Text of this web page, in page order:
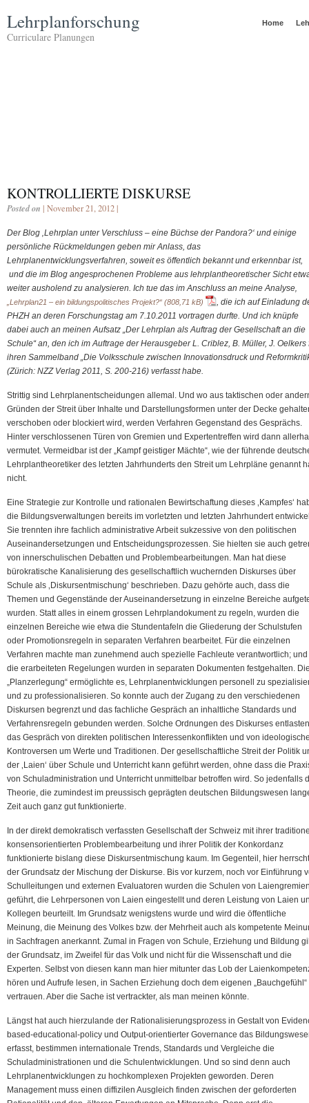
Home
Lehrplanforschung
Curriculare Planungen
KONTROLLIERTE DISKURSE
Posted on | November 21, 2012 |
Der Blog ‚Lehrplan unter Verschluss – eine Büchse der Pandora?‘ und einige
persönliche Rückmeldungen geben mir Anlass, das
Lehrplanentwicklungsverfahren, soweit es öffentlich bekannt und erkennbar ist,
und die im Blog angesprochenen Probleme aus lehrplantheoretischer Sicht
weiter ausholend zu analysieren. Ich tue das im Anschluss an meine Analyse‚
„Lehrplan21 – ein bildungspolitisches Projekt?“
, die ich auf Einladung
PHZH an deren Forschungstag am 7.10.2011 vortragen durfte. Und ich knüpfe
dabei auch an meinen Aufsatz „Der Lehrplan als Auftrag der Gesellschaft an die
Schule“ an, den ich im Auftrage der Herausgeber L. Criblez, B. Müller, J. Oelkers
ihren Sammelband „Die Volksschule zwischen Innovationsdruck und
(Zürich: NZZ Verlag 2011, S. 200-216) verfasst habe.
Strittig sind Lehrplanentscheidungen allemal. Und wo aus taktischen oder
Gründen der Streit über Inhalte und Darstellungsformen unter der Decke
verschoben oder blockiert wird, werden Verfahren Gegenstand des Gesprächs.
Hinter verschlossenen Türen von Gremien und Expertentreffen wird dann
vermutet. Vermeidbar ist der „Kampf geistiger Mächte“, wie der führende
Lehrplantheoretiker des letzten Jahrhunderts den Streit um Lehrpläne genannt
nicht.
Eine Strategie zur Kontrolle und rationalen Bewirtschaftung dieses ‚Kampfes‘
die Bildungsverwaltungen bereits im vorletzten und letzten Jahrhundert
Sie trennten ihre fachlich administrative Arbeit sukzessive von den politischen
Auseinandersetzungen und Entscheidungsprozessen. Sie hielten sie auch
von innerschulischen Debatten und Problembearbeitungen. Man hat diese
bürokratische Kanalisierung des gesellschaftlich wuchernden Diskurses über
Schule als ‚Diskursentmischung‘ beschrieben. Dazu gehörte auch, dass die
Themen und Gegenstände der Auseinandersetzung in einzelne Bereiche
wurden. Statt alles in einem grossen Lehrplandokument zu regeln, wurden die
einzelnen Bereiche wie etwa die Stundentafeln die Gliederung der Schulstufen
oder Promotionsregeln in separaten Verfahren bearbeitet. Für die einzelnen
Verfahren machte man zunehmend auch spezielle Fachleute verantwortlich; und
die erarbeiteten Regelungen wurden in separaten Dokumenten festgehalten.
„Planzerlegung“ ermöglichte es, Lehrplanentwicklungen personell zu
und zu professionalisieren. So konnte auch der Zugang zu den verschiedenen
Diskursen begrenzt und das fachliche Gespräch an inhaltliche Standards und
Verfahrensregeln gebunden werden. Solche Ordnungen des Diskurses entlasten
das Gespräch von direkten politischen Interessenkonflikten und von
Kontroversen um Werte und Traditionen. Der gesellschaftliche Streit der Politik
der ‚Laien‘ über Schule und Unterricht kann geführt werden, ohne dass die
von Schuladministration und Unterricht unmittelbar betroffen wird. So jedenfalls
Theorie, die zumindest im preussisch geprägten deutschen Bildungswesen
Zeit auch ganz gut funktionierte.
In der direkt demokratisch verfassten Gesellschaft der Schweiz mit ihrer
konsensorientierten Problembearbeitung und ihrer Politik der Konkordanz
funktionierte bislang diese Diskursentmischung kaum. Im Gegenteil, hier herrscht
der Grundsatz der Mischung der Diskurse. Bis vor kurzem, noch vor Einführung
Schulleitungen und externen Evaluatoren wurden die Schulen von
geführt, die Lehrpersonen von Laien eingestellt und deren Leistung von Laien
Kollegen beurteilt. Im Grundsatz wenigstens wurde und wird die öffentliche
Meinung, die Meinung des Volkes bzw. der Mehrheit auch als kompetente
in Sachfragen anerkannt. Zumal in Fragen von Schule, Erziehung und Bildung
der Grundsatz, im Zweifel für das Volk und nicht für die Wissenschaft und die
Experten. Selbst von diesen kann man hier mitunter das Lob der
hören und Aufrufe lesen, in Sachen Erziehung doch dem eigenen „Bauchgefühl“
vertrauen. Aber die Sache ist vertrackter, als man meinen könnte.
Längst hat auch hierzulande der Rationalisierungsprozess in Gestalt von
based-educational-policy und Output-orientierter Governance das
erfasst, bestimmen internationale Trends, Standards und Vergleiche die
Schuladministrationen und die Schulentwicklungen. Und so sind denn auch
Lehrplanentwicklungen zu hochkomplexen Projekten geworden. Deren
Management muss einen diffizilen Ausgleich finden zwischen der geforderten